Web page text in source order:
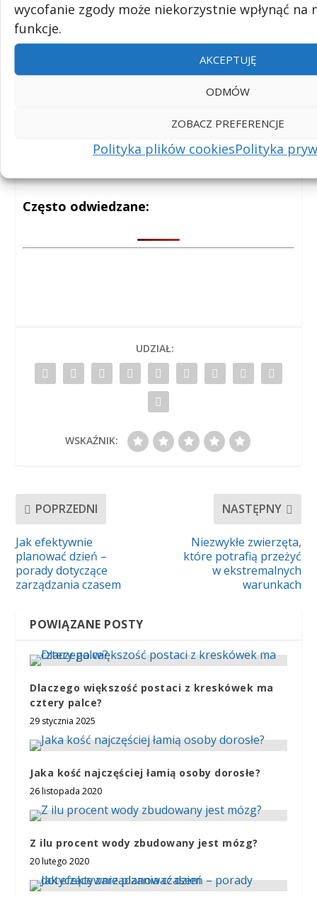
wycofanie zgody może niekorzystnie wpłynąć na
funkcje.
AKCEPTUJĘ
ODMÓW
ZOBACZ PREFERENCJE
Polityka plików cookiesPolityka
Dlaczego stres wpływa na nasze
zdrowie fizyczne? Naukowcy nie
mają wątpliwości
mar 3, 2026|Medycyna,psychologia,zdrowie
STARSZE WPISY
Często odwiedzane:
UDZIAŁ:
WSKAŹNIK:
POPRZEDNI
Jak efektywnie
planować dzień –
porady dotyczące
zarządzania czasem
NASTĘPNY
Niezwykłe zwierzęta,
które potrafią przeżyć
w ekstremalnych
warunkach
POWIĄZANE POSTY
Dlaczego większość postaci z kreskówek ma
cztery palce?
29 stycznia 2025
Jaka kość najczęściej łamią osoby dorosłe?
26 listopada 2020
Z ilu procent wody zbudowany jest mózg?
20 lutego 2020